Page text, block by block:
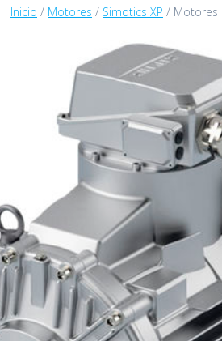
Inicio / Motores / Simotics XP / Motores